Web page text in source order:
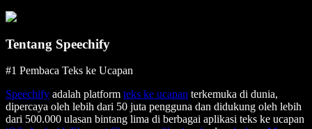
Tentang Speechify
#1 Pembaca Teks ke Ucapan
Speechify adalah platform teks ke ucapan terkemuka di dunia,
dipercaya oleh lebih dari 50 juta pengguna dan didukung oleh lebih
dari 500.000 ulasan bintang lima di berbagai aplikasi teks ke ucapan